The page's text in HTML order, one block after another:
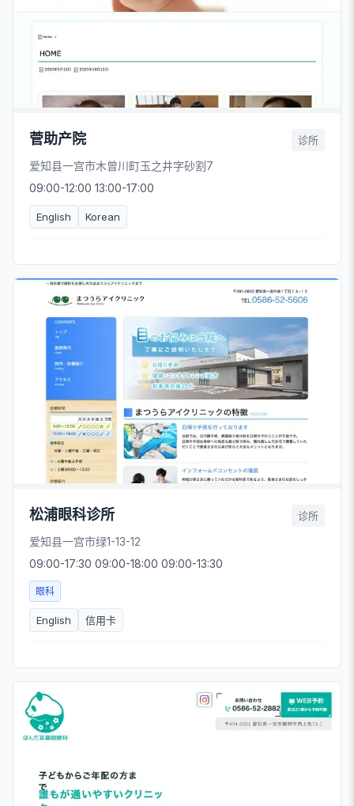
菅助产院 诊所
爱知县一宫市木曾川町玉之井字砂割7
09:00-12:00 13:00-17:00
English Korean
松浦眼科诊所 诊所
爱知县一宫市绿1-13-12
09:00-17:30 09:00-18:00 09:00-13:30
眼科
English 信用卡